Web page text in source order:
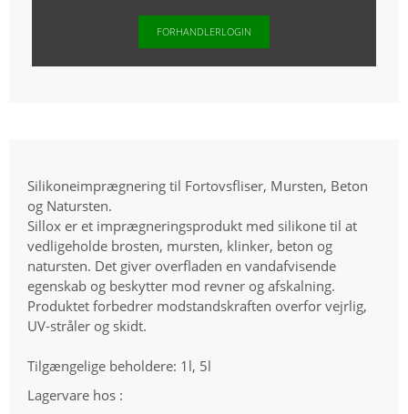
FORHANDLERLOGIN
Silikoneimprægnering til Fortovsfliser, Mursten, Beton
og Natursten.
Sillox er et imprægneringsprodukt med silikone til at
vedligeholde brosten, mursten, klinker, beton og
natursten. Det giver overfladen en vandafvisende
egenskab og beskytter mod revner og afskalning.
Produktet forbedrer modstandskraften overfor vejrlig,
UV-stråler og skidt.
Tilgængelige beholdere: 1l, 5l
Lagervare hos :